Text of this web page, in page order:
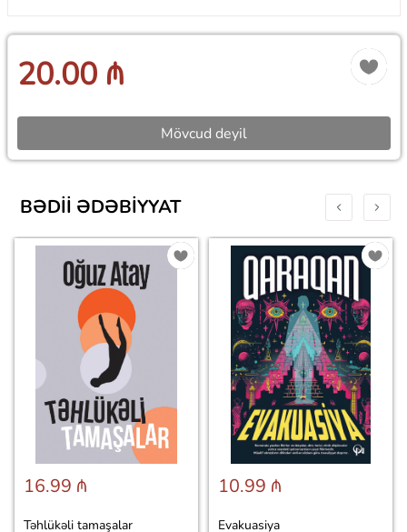
20.00 ₼
Mövcud deyil
BƏDII ƏDƏBIYYAT
16.99 ₼
Təhlükəli tamaşalar
10.99 ₼
Evakuasiya